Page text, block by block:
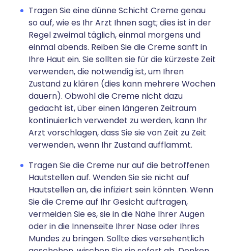
Tragen Sie eine dünne Schicht Creme genau
so auf, wie es Ihr Arzt Ihnen sagt; dies ist in der
Regel zweimal täglich, einmal morgens und
einmal abends. Reiben Sie die Creme sanft in
Ihre Haut ein. Sie sollten sie für die kürzeste Zeit
verwenden, die notwendig ist, um Ihren
Zustand zu klären (dies kann mehrere Wochen
dauern). Obwohl die Creme nicht dazu
gedacht ist, über einen längeren Zeitraum
kontinuierlich verwendet zu werden, kann Ihr
Arzt vorschlagen, dass Sie sie von Zeit zu Zeit
verwenden, wenn Ihr Zustand aufflammt.
Tragen Sie die Creme nur auf die betroffenen
Hautstellen auf. Wenden Sie sie nicht auf
Hautstellen an, die infiziert sein könnten. Wenn
Sie die Creme auf Ihr Gesicht auftragen,
vermeiden Sie es, sie in die Nähe Ihrer Augen
oder in die Innenseite Ihrer Nase oder Ihres
Mundes zu bringen. Sollte dies versehentlich